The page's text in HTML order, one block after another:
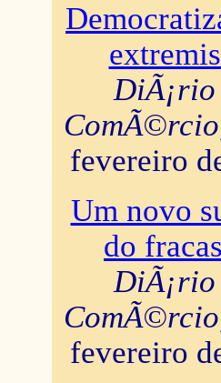
DiÃ¡rio
ComÃ©rcio
fevereiro
Um novo
do
DiÃ¡rio
ComÃ©rcio
fevereiro